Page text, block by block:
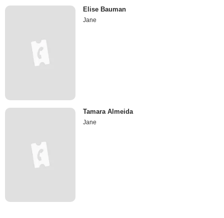
Elise Bauman
Jane
Tamara Almeida
Jane